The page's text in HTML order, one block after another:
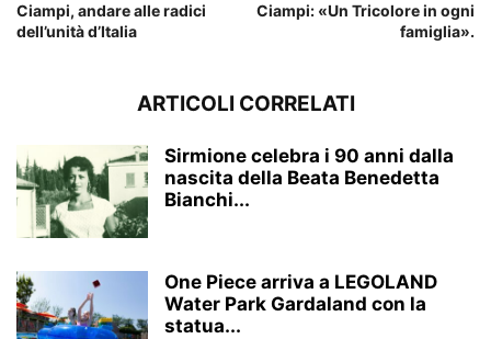
Ciampi, andare alle radici
dell’unità d’Italia
Ciampi: «Un Tricolore in ogni
famiglia».
ARTICOLI CORRELATI
Sirmione celebra i 90 anni dalla
nascita della Beata Benedetta
Bianchi...
One Piece arriva a LEGOLAND
Water Park Gardaland con la
statua...